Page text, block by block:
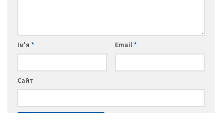
Ім'я * Email*
Сайт